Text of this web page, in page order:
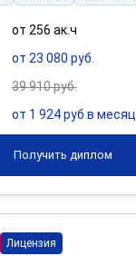
от 256 ак.ч
от 23 080 руб.
39 910 руб.
от 1 924 руб в месяц
Получить диплом
Лицензия